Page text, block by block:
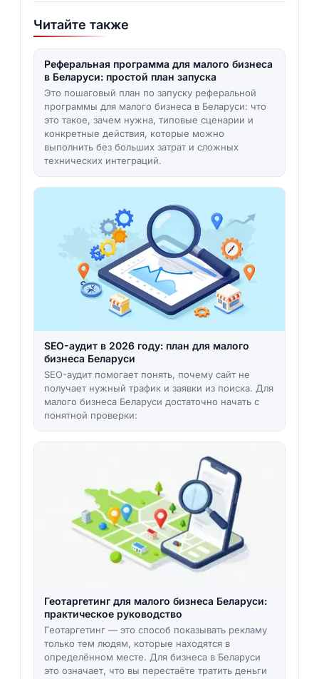
Читайте также
Реферальная программа для малого бизнеса
в Беларуси: простой план запуска
Это пошаговый план по запуску реферальной
программы для малого бизнеса в Беларуси: что
это такое, зачем нужна, типовые сценарии и
конкретные действия, которые можно
выполнить без больших затрат и сложных
технических интеграций.
SEO-аудит в 2026 году: план для малого
бизнеса Беларуси
SEO-аудит помогает понять, почему сайт не
получает нужный трафик и заявки из поиска. Для
малого бизнеса Беларуси достаточно начать с
понятной проверки:
Геотаргетинг для малого бизнеса Беларуси:
практическое руководство
Геотаргетинг — это способ показывать рекламу
только тем людям, которые находятся в
определённом месте. Для бизнеса в Беларуси
это означает, что вы перестаёте тратить деньги